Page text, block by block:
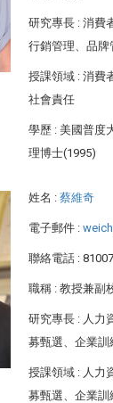
研究專長 : 消費
行銷管理、品牌
授課領域 : 消費
社會責任
學歷 : 美國普度
理博士(1995)
姓名 : 蔡維奇
電子郵件 :
聯絡電話 : 81007
職稱 : 教授兼副
研究專長 : 人力
募甄選、企業訓
授課領域 : 人力
募甄選、企業訓